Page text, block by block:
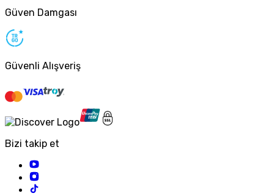
Güven Damgası
Güvenli Alışveriş
Bizi takip et